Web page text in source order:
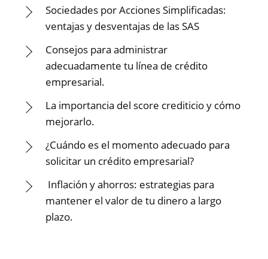
Sociedades por Acciones Simplificadas:
ventajas y desventajas de las SAS
Consejos para administrar
adecuadamente tu línea de crédito
empresarial.
La importancia del score crediticio y cómo
mejorarlo.
¿Cuándo es el momento adecuado para
solicitar un crédito empresarial?
Inflación y ahorros: estrategias para
mantener el valor de tu dinero a largo
plazo.